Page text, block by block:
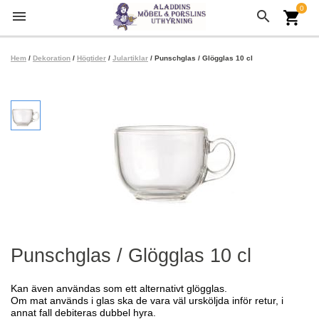
menu search 0
shopping_cart
Hem / Dekoration / Högtider / Julartiklar / Punschglas / Glögglas 10 cl
Punschglas / Glögglas 10 cl
Kan även användas som ett alternativt glögglas.
Om mat används i glas ska de vara väl ursköljda inför retur, i
annat fall debiteras dubbel hyra.